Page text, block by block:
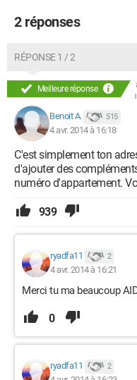
2 réponses
RÉPONSE 1 / 2
Meilleure réponse
Benoit A. 515
4 avr. 2014 à 16:18
C'est simplement ton
d'ajouter des
numéro d'appartement.
939
ryadfa11 2
4 avr. 2014 à 16:21
Merci tu ma beaucoup
0
ryadfa11 2